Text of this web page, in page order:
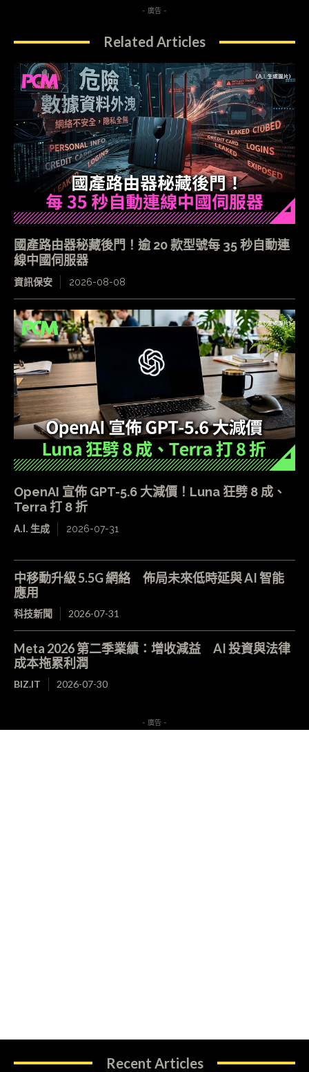
- 廣告 -
Related Articles
國產路由器秘藏後門！逾 20 款型號每 35 秒自動連
線中國伺服器
資訊保安 2026-08-08
OpenAI 宣佈 GPT-5.6 大減價！Luna 狂劈 8 成、
Terra 打 8 折
A.I. 生成 2026-07-31
中移動升級 5.5G 網絡 佈局未來低時延與 AI 智能
應用
科技新聞 2026-07-31
Meta 2026 第二季業績：增收減益 AI 投資與法律
成本拖累利潤
BIZ.IT 2026-07-30
- 廣告 -
Recent Articles